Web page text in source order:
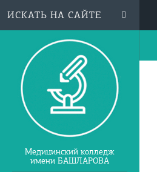
Медицинский колледж
имени БАШЛАРОВА